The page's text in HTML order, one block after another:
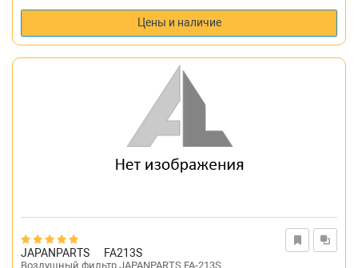
Цены и наличие
JAPANPARTS FA213S
Воздушный фильтр JAPANPARTS FA-213S